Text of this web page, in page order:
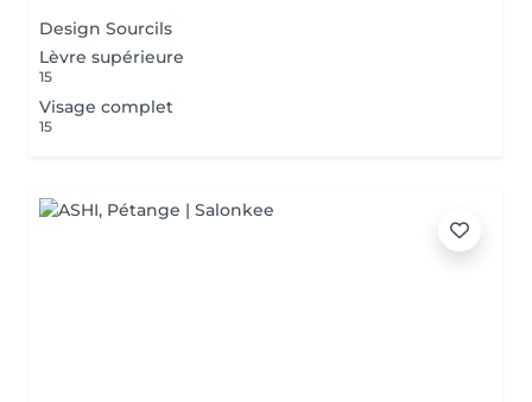
Design Sourcils
Lèvre supérieure
15
Visage complet
15